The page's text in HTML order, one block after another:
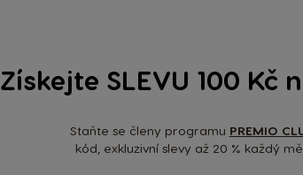
249 KČ
DETAIL PRODUKTU
Získejte SLEVU 100 Kč
Staňte se členy programu PREMIO
kód, exkluzivní slevy až 20 % každý